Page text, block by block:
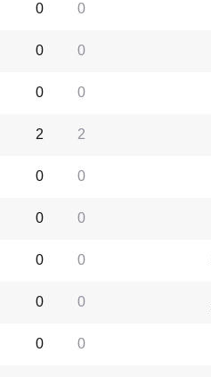
0
0
0
0
0
0
2
2
0
0
0
0
0
0
0
0
0
0